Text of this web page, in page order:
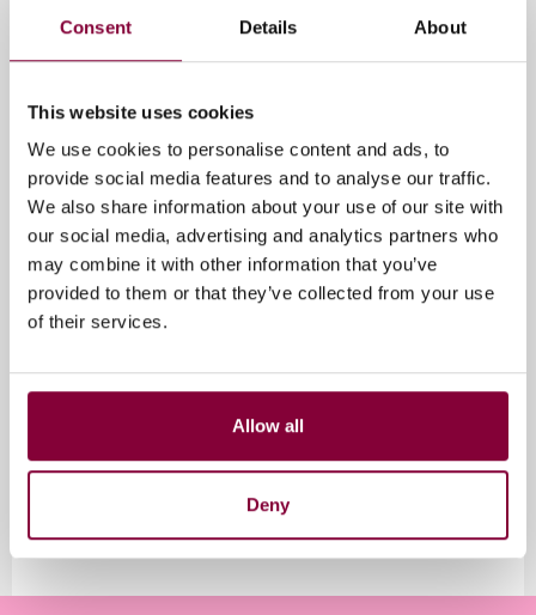
Consent Details About
This website uses cookies
We use cookies to personalise content and ads, to
provide social media features and to analyse our traffic.
We also share information about your use of our site with
our social media, advertising and analytics partners who
may combine it with other information that you’ve
provided to them or that they’ve collected from your use
of their services.
Allow all
Deny
distributieproces voor televisie in Nederland. Door
met elkaar af te stemmen is het mogelijk om een
Het ketenoverleg fungeert als een coördinerend
overleg. Uitvoering van acties en activiteiten wordt
door de deelnemers zelf gedaan. Media Campus NL
vormt het secretariaat van het overleg en agendeert
de onderwerpen die van belang zijn voor innovatie of
onderzoek in de media-industrie.
Onze secretaris van het ketenoverleg, Freek van ’t
Ooster, heeft in een interview uitgebreid toegelicht
het ontstaan en over de belangrijkste resultaten.Lees